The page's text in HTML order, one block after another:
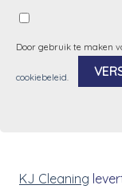
Door gebruik te maken
cookiebeleid.
KJ Cleaning